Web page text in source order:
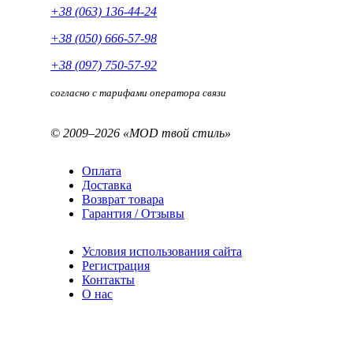
+38 (063) 136-44-24
+38 (050) 666-57-98
+38 (097) 750-57-92
согласно с тарифами оператора связи
© 2009–2026 «MOD твой стиль»
Оплата
Доставка
Возврат товара
Гарантия / Отзывы
Условия использования сайта
Регистрация
Контакты
О нас